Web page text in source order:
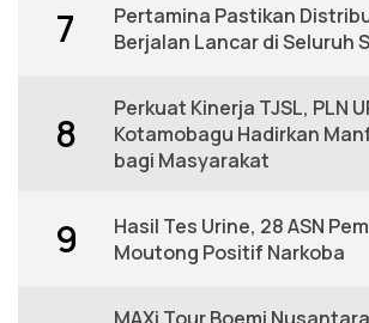
7
Pertamina Pastikan
Berjalan Lancar di Seluruh
8
Perkuat Kinerja TJSL, PLN
Kotamobagu Hadirkan
bagi Masyarakat
9
Hasil Tes Urine, 28 ASN
Moutong Positif Narkoba
MAXi Tour Boemi